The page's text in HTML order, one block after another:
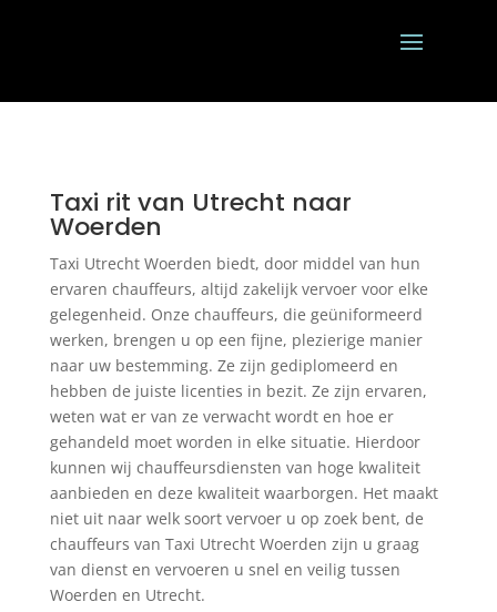
Taxi rit van Utrecht naar
Woerden
Taxi Utrecht Woerden biedt, door middel van hun
ervaren chauffeurs, altijd zakelijk vervoer voor elke
gelegenheid. Onze chauffeurs, die geüniformeerd
werken, brengen u op een fijne, plezierige manier
naar uw bestemming. Ze zijn gediplomeerd en
hebben de juiste licenties in bezit. Ze zijn ervaren,
weten wat er van ze verwacht wordt en hoe er
gehandeld moet worden in elke situatie. Hierdoor
kunnen wij chauffeursdiensten van hoge kwaliteit
aanbieden en deze kwaliteit waarborgen. Het maakt
niet uit naar welk soort vervoer u op zoek bent, de
chauffeurs van Taxi Utrecht Woerden zijn u graag
van dienst en vervoeren u snel en veilig tussen
Woerden en Utrecht.